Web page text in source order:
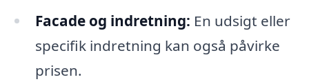
Facade og indretning: En udsigt eller
specifik indretning kan også påvirke
prisen.